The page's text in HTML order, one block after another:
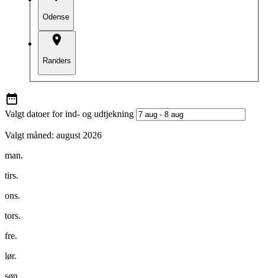
Odense
Randers
Valgt datoer for ind- og udtjekning
Valgt måned: august 2026
man.
tirs.
ons.
tors.
fre.
lør.
søn.